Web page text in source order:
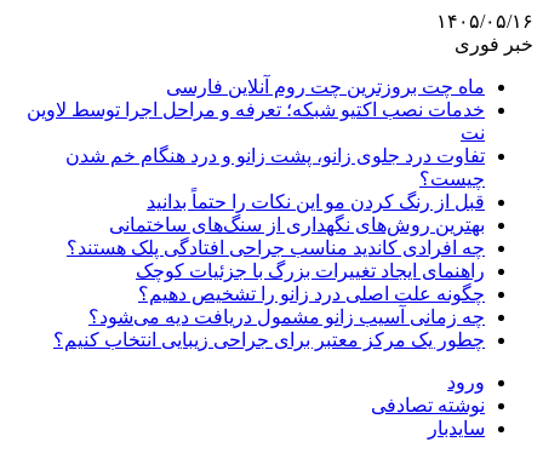
۱۴۰۵/۰۵/۱۶
خبر فوری
ماه چت بروزترین چت روم آنلاین فارسی
خدمات نصب اکتیو شبکه؛ تعرفه و مراحل اجرا توسط لاوین
نت
تفاوت درد جلوی زانو، پشت زانو و درد هنگام خم شدن
چیست؟
قبل از رنگ کردن مو این نکات را حتماً بدانید
بهترین روش‌های نگهداری از سنگ‌های ساختمانی
چه افرادی کاندید مناسب جراحی افتادگی پلک هستند؟
راهنمای ایجاد تغییرات بزرگ با جزئیات کوچک
چگونه علت اصلی درد زانو را تشخیص دهیم؟
چه زمانی آسیب زانو مشمول دریافت دیه می‌شود؟
چطور یک مرکز معتبر برای جراحی زیبایی انتخاب کنیم؟
ورود
نوشته تصادفی
سایدبار